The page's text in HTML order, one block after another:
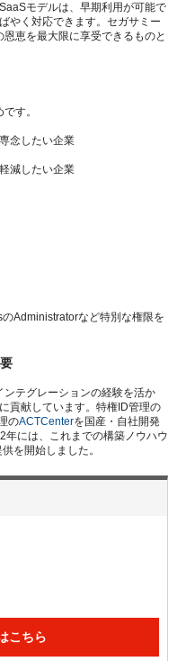
モデルは、早期利用が可能で
やく対応できます。セガサミー
恵を最大限に享受できるものと
す。
念したい企業
減したい企業
Administratorなど特別な権限を
ンテグレーションの経験を活か
貢献しています。特権ID管理の
のACTCenterを国産・自社開発
には、これまでの構築ノウハウ
を開始しました。
こちら